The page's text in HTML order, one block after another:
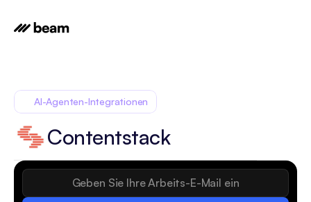
AI-Agenten-Integrationen
Contentstack